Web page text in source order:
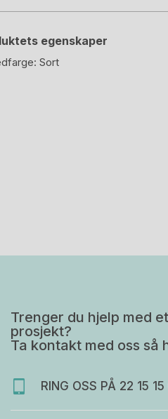
egenskaper
Sort
Trenger du hjelp med
prosjekt?
Ta kontakt med oss så
RING OSS PÅ 22 15